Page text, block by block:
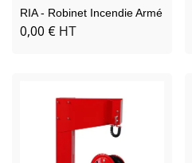
En Armoire
RIA - Robinet Incendie Armé
0,00 € HT